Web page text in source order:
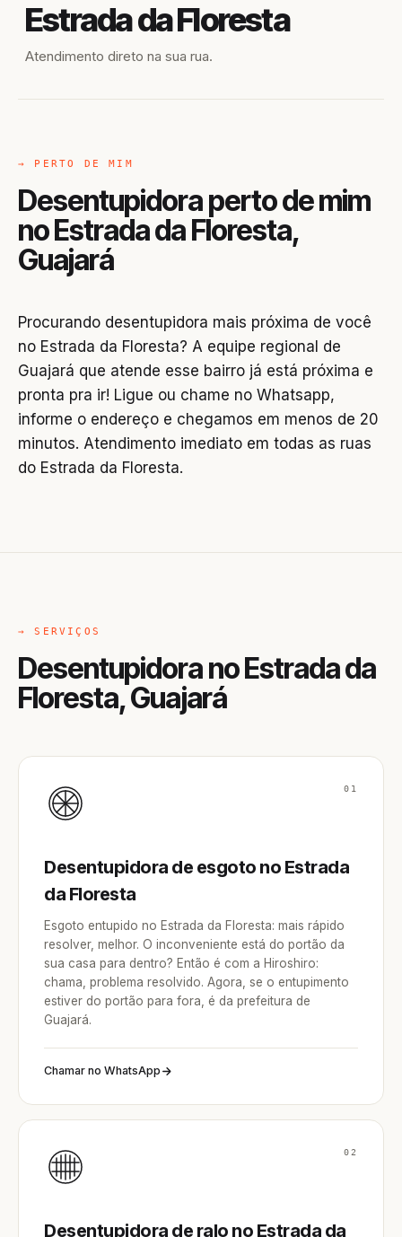
Estrada da Floresta
Atendimento direto na sua rua.
→ PERTO DE MIM
Desentupidora perto de mim
no Estrada da Floresta,
Guajará
Procurando desentupidora mais próxima de você
no Estrada da Floresta? A equipe regional de
Guajará que atende esse bairro já está próxima e
pronta pra ir! Ligue ou chame no Whatsapp,
informe o endereço e chegamos em menos de 20
minutos. Atendimento imediato em todas as ruas
do Estrada da Floresta.
→ SERVIÇOS
Desentupidora no Estrada da
Floresta, Guajará
01
Desentupidora de esgoto no Estrada
da Floresta
Esgoto entupido no Estrada da Floresta: mais rápido
resolver, melhor. O inconveniente está do portão da
sua casa para dentro? Então é com a Hiroshiro:
chama, problema resolvido. Agora, se o entupimento
estiver do portão para fora, é da prefeitura de
Guajará.
Chamar no WhatsApp
02
Desentupidora de ralo no Estrada da